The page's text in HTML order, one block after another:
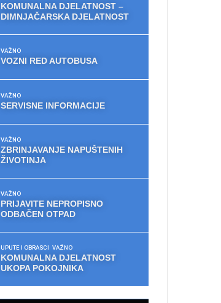
KOMUNALNA DJELATNOST –
DIMNJAČARSKA DJELATNOST
VAŽNO
VOZNI RED AUTOBUSA
VAŽNO
SERVISNE INFORMACIJE
VAŽNO
ZBRINJAVANJE NAPUŠTENIH
ŽIVOTINJA
VAŽNO
PRIJAVITE NEPROPISNO
ODBAČEN OTPAD
UPUTE I OBRASCI VAŽNO
KOMUNALNA DJELATNOST
UKOPA POKOJNIKA